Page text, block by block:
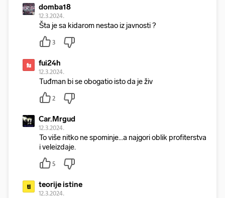
domba18
12.3.2024.
Šta je sa kidarom nestao iz javnosti ?
3
fu fui24h
12.3.2024.
Tuđman bi se obogatio isto da je živ
2
Car.Mrgud
12.3.2024.
To više nitko ne spominje...a najgori oblik profiterstva
i veleizdaje.
5
ti teorije istine
12.3.2024.